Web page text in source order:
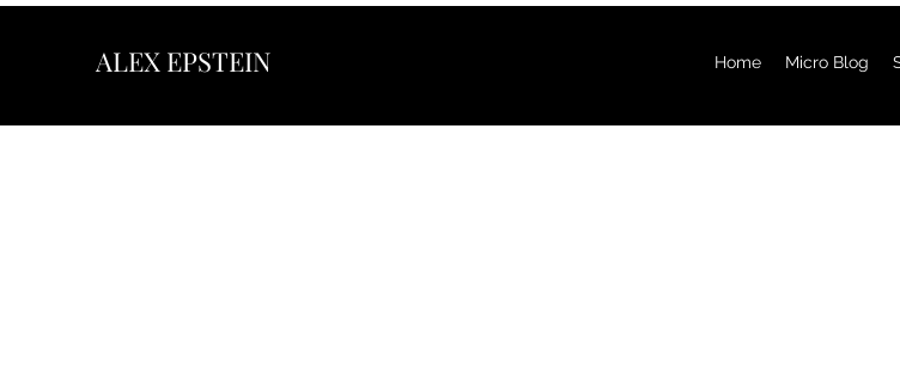
ALEX EPSTEIN Home Micro Blog